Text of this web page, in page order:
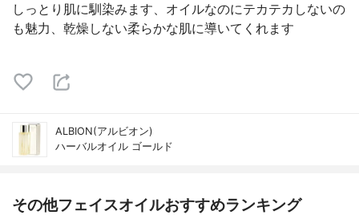
しっとり肌に馴染みます、オイルなのにテカテカしないの
も魅力、乾燥しない柔らかな肌に導いてくれます
ALBION(アルビオン)
ハーバルオイル ゴールド
その他フェイスオイルおすすめランキング